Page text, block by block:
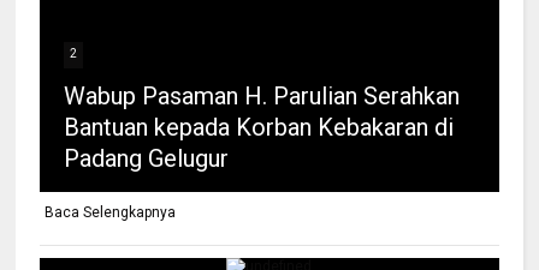
2
Wabup Pasaman H. Parulian Serahkan
Bantuan kepada Korban Kebakaran di
Padang Gelugur
Baca Selengkapnya